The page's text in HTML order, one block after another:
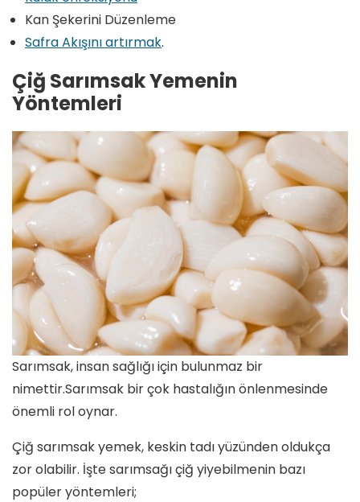
Kan Şekerini Düzenleme
Safra Akışını artırmak.
Çiğ Sarımsak Yemenin
Yöntemleri
Sarımsak, insan sağlığı için bulunmaz bir
nimettir.Sarımsak bir çok hastalığın önlenmesinde
önemli rol oynar.
Çiğ sarımsak yemek, keskin tadı yüzünden oldukça
zor olabilir. İşte sarımsağı çiğ yiyebilmenin bazı
popüler yöntemleri;